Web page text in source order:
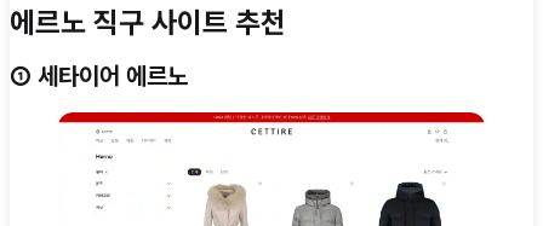
에르노 직구 사이트 추천
① 세타이어 에르노